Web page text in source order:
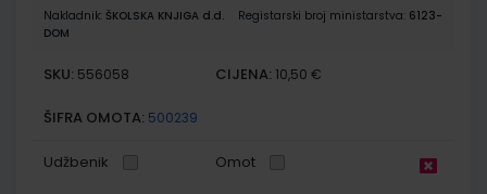
Nakladnik: ŠKOLSKA KNJIGA d.d. Registarski broj ministarstva: 6123-
DOM
SKU: 556058 CIJENA: 10,50 €
ŠIFRA OMOTA: 500239
Udžbenik Omot